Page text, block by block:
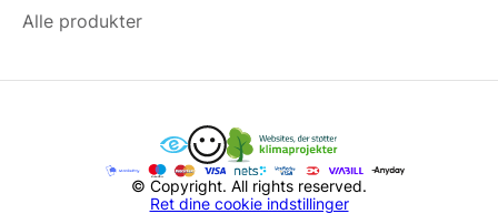
Alle produkter
© Copyright. All rights reserved.
Ret dine cookie indstillinger